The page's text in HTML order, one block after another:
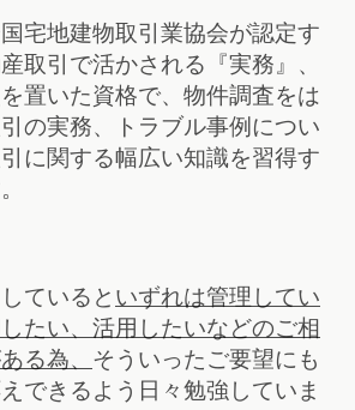
宅地建物取引業協会が認定す
取引で活かされる『実務』、
を置いた資格で、物件調査をは
の実務、トラブル事例につい
に関する幅広い知識を習得す
ていると いずれは管理してい
たい、活用したいなどのご相
る為、 そういったご要望にも
できるよう日々勉強していま